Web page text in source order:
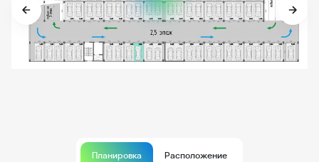
Планировка Расположение